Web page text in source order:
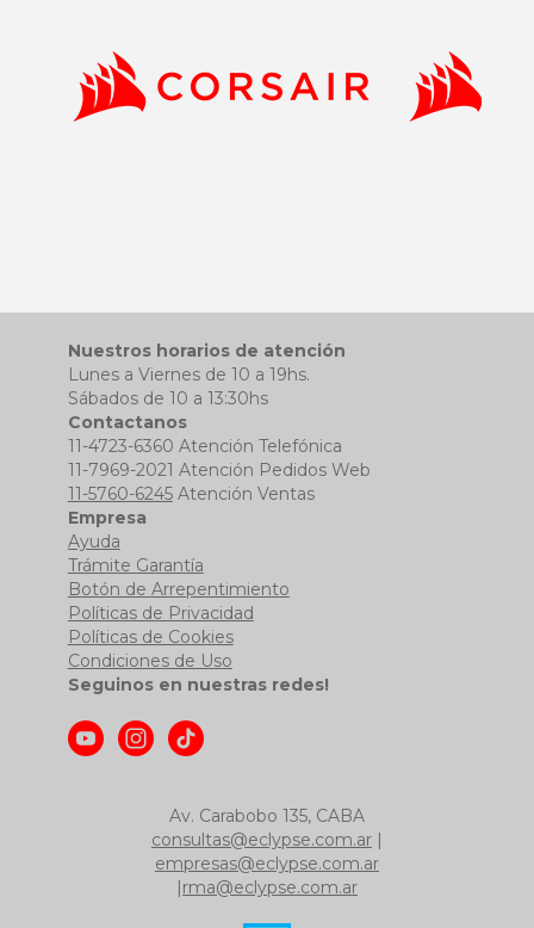
Nuestros horarios de atención
Lunes a Viernes de 10 a 19hs.
Sábados de 10 a 13:30hs
Contactanos
11-4723-6360 Atención Telefónica
11-7969-2021 Atención Pedidos Web
11-5760-6245Atención Ventas
Empresa
Ayuda
Trámite Garantía
Botón de Arrepentimiento
Políticas de Privacidad
Políticas de Cookies
Condiciones de Uso
Seguinos en nuestras redes!
Av. Carabobo 135, CABA
consultas@eclypse.com.ar |
empresas@eclypse.com.ar
|rma@eclypse.com.ar